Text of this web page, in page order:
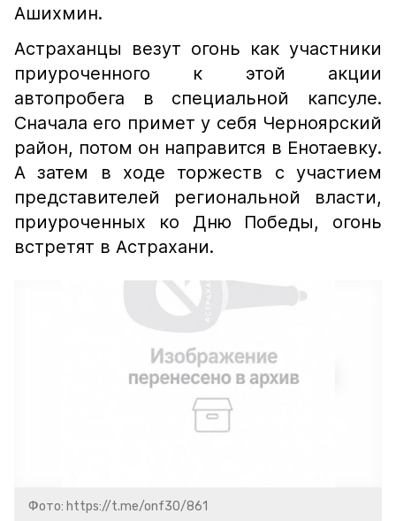
Ашихмин.
Астраханцы везут огонь как участники
приуроченного к этой акции
автопробега в специальной капсуле.
Сначала его примет у себя Черноярский
район, потом он направится в Енотаевку.
А затем в ходе торжеств с участием
представителей региональной власти,
приуроченных ко Дню Победы, огонь
встретят в Астрахани.
Фото: https://t.me/onf30/861